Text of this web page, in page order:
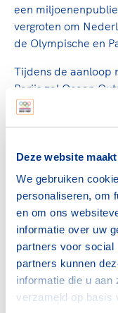
Deze website
We gebruiken
personaliseren, om
en om ons
informatie over uw
partners voor social
partners kunnen
informatie die u aan
verzameld op basis
een
vergroten om
de Olympische en
Tijdens de aanloop
Parijs zal Ocean
team Ocean Labs
verbinden met
Baukje ter Huurne,
"Trouwe partners
belangrijk om onze
topsportniveau,
samenleving. We
corona nog steeds
Daarom zetten we,
toegankelijk en